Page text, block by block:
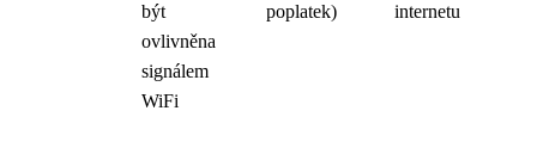
být
ovlivněna
signálem
WiFi
poplatek)
internetu